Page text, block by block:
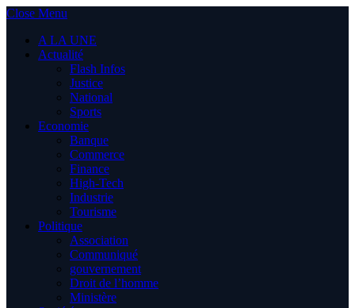
Close Menu
A LA UNE
Actualité
Flash Infos
Justice
National
Sports
Economie
Banque
Commerce
Finance
High-Tech
Industrie
Tourisme
Politique
Association
Communiqué
gouvernement
Droit de l’homme
Ministère